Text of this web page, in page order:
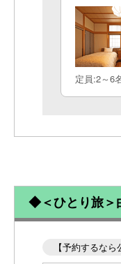
定員:2～6
◆＜ひとり旅＞
【予約するな